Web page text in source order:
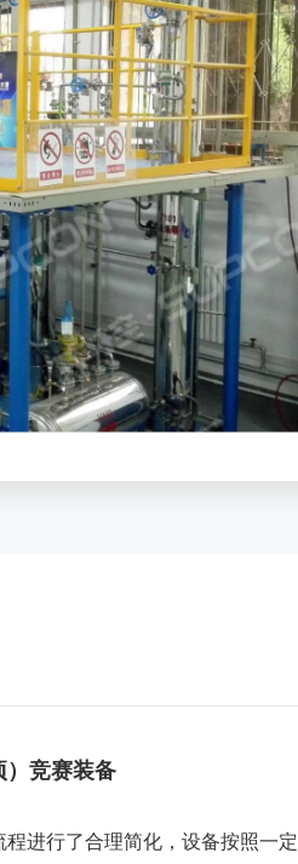
竞赛装备
进行了合理简化，设备按照一定